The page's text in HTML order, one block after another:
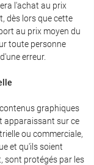
l'achat au prix
dès lors que cette
au prix moyen du
toute personne
erreur.
graphiques
apparaissant sur ce
ou commerciale,
et qu'ils soient
sont protégés par les